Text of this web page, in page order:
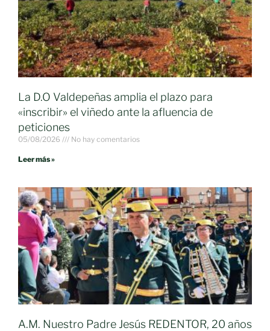
La D.O Valdepeñas amplia el plazo para
«inscribir» el viñedo ante la afluencia de
peticiones
05/08/2026 No hay comentarios
Leer más »
A.M. Nuestro Padre Jesús REDENTOR, 20 años